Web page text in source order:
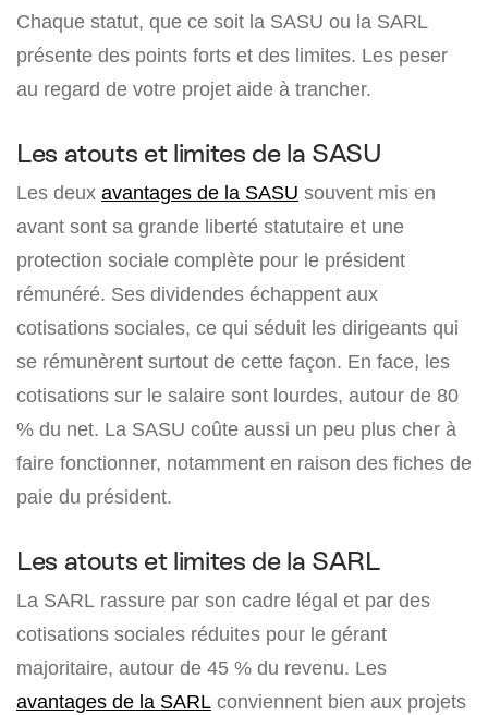
Chaque statut, que ce soit la SASU ou la SARL
présente des points forts et des limites. Les peser
au regard de votre projet aide à trancher.
Les atouts et limites de la SASU
Les deux avantages de la SASU souvent mis en
avant sont sa grande liberté statutaire et une
protection sociale complète pour le président
rémunéré. Ses dividendes échappent aux
cotisations sociales, ce qui séduit les dirigeants qui
se rémunèrent surtout de cette façon. En face, les
cotisations sur le salaire sont lourdes, autour de 80
% du net. La SASU coûte aussi un peu plus cher à
faire fonctionner, notamment en raison des fiches de
paie du président.
Les atouts et limites de la SARL
La SARL rassure par son cadre légal et par des
cotisations sociales réduites pour le gérant
majoritaire, autour de 45 % du revenu. Les
avantages de la SARL conviennent bien aux projets